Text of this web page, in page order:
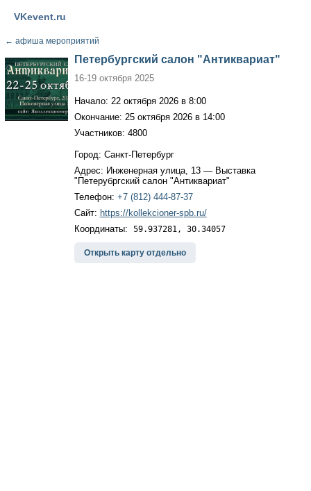
VKevent.ru
← афиша мероприятий
Петербургский салон "Антиквариат"
16-19 октября 2025
Начало: 22 октября 2026 в 8:00
Окончание: 25 октября 2026 в 14:00
Участников: 4800
Город: Санкт-Петербург
Адрес: Инженерная улица, 13 — Выставка
"Петерубргский салон "Антиквариат"
Телефон: +7 (812) 444-87-37
Сайт: https://kollekcioner-spb.ru/
Координаты: 59.937281, 30.34057
Открыть карту отдельно